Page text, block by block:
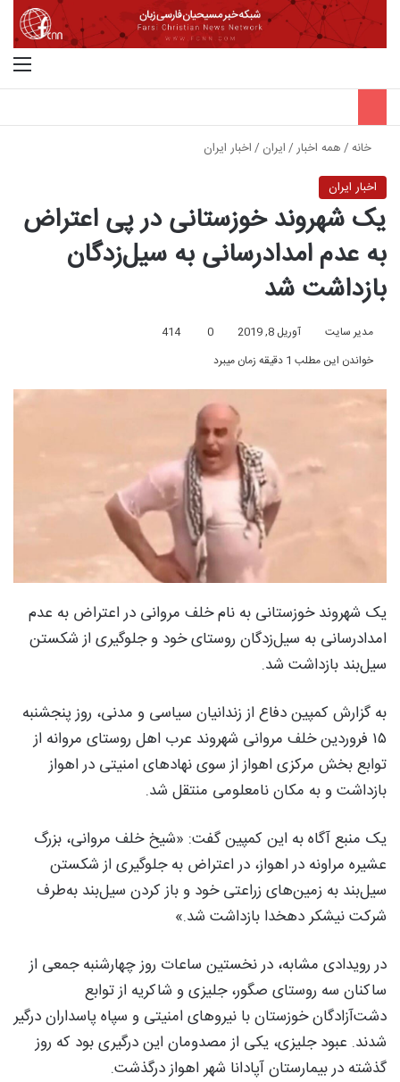
خانه/همه اخبار/ایران /اخبار ایران
اخبار ایران
یک شهروند خوزستانی در پی اعتراض
به عدم امدادرسانی به سیل‌زدگان
بازداشت شد
مدیر سایت آوریل 8, 2019 0
414
خواندن این مطلب 1 دقیقه زمان میبرد
یک شهروند خوزستانی به نام خلف مروانی در اعتراض به عدم
امدادرسانی به سیل‌زدگان روستای خود و جلوگیری از شکستن
سیل‌بند بازداشت شد.
به گزارش کمپین دفاع از زندانیان سیاسی و مدنی، روز پنجشنبه
۱۵ فروردین خلف مروانی شهروند عرب اهل روستای مروانه از
توابع بخش مرکزی اهواز از سوی نهادهای امنیتی در اهواز
بازداشت و به مکان نامعلومی منتقل شد.
یک منبع آگاه به این کمپین گفت: «شیخ خلف مروانی، بزرگ
عشیره مراونه در اهواز، در اعتراض به جلوگیری از شکستن
سیل‌بند به زمین‌های زراعتی خود و باز کردن سیل‌بند به‌طرف
شرکت نیشکر دهخدا بازداشت شد.»
در رویدادی مشابه، در نخستین ساعات روز چهارشنبه جمعی از
ساکنان سه روستای صگور، جلیزی و شاکریه از توابع
دشت‌آزادگان خوزستان با نیروهای امنیتی و سپاه پاسداران درگیر
شدند. عبود جلیزی، یکی از مصدومان این درگیرى‌ بود که روز
گذشته در بیمارستان آپادانا شهر اهواز درگذشت.